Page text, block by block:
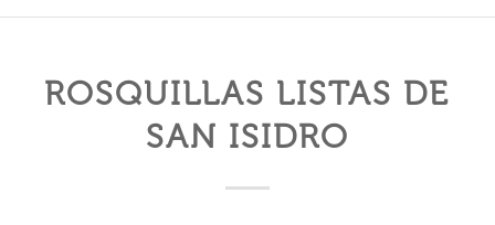
ROSQUILLAS LISTAS DE
SAN ISIDRO